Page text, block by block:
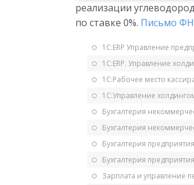
реализации
по ставке 0%. Письмо
1С:ERP Управление
1С:ERP. Управление
1С:Рабочее место
1С:Управление
Бухгалтерия
Бухгалтерия
Бухгалтерия
Бухгалтерия
Зарплата и управление